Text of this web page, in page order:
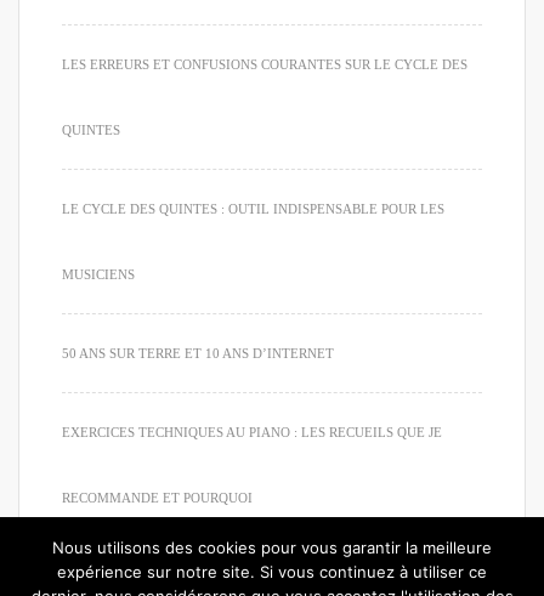
LES ERREURS ET CONFUSIONS COURANTES SUR LE CYCLE DES
QUINTES
LE CYCLE DES QUINTES : OUTIL INDISPENSABLE POUR LES
MUSICIENS
50 ANS SUR TERRE ET 10 ANS D’INTERNET
EXERCICES TECHNIQUES AU PIANO : LES RECUEILS QUE JE
RECOMMANDE ET POURQUOI
Nous utilisons des cookies pour vous garantir la meilleure
expérience sur notre site. Si vous continuez à utiliser ce